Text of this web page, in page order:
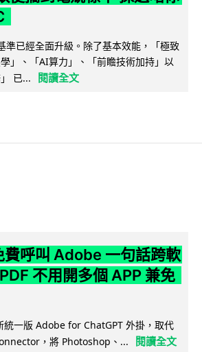
準已經全面升級。除了基本效能，「極致
」、「AI算力」、「前瞻技術加持」以
已...
閱讀全文
呼叫 Adobe 一句話跨軟
不用開多個 APP 兼免
一版 Adobe for ChatGPT 外掛，取代
，將 Photoshop、...
閱讀全文